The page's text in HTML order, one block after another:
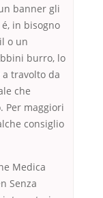
banner gli
in bisogno
o un
burro, lo
travolto da
che
Per maggiori
consiglio
Medica
Senza